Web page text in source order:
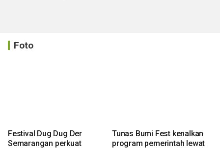
Foto
Festival Dug Dug Der
Semarangan perkuat
Tunas Bumi Fest kenalkan
program pemerintah lewat